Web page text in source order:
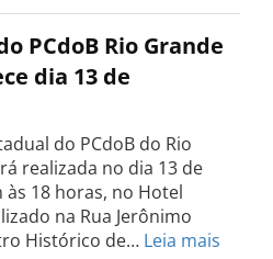
PCdoB Rio Grande
dia 13 de
do PCdoB do Rio
realizada no dia 13 de
18 horas, no Hotel
na Rua Jerônimo
Histórico de… Leia mais